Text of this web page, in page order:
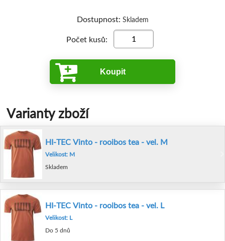
Dostupnost: Skladem
Počet kusů:
Koupit
Varianty zboží
HI-TEC Vinto - rooibos tea - vel. M
Velikost: M
Skladem
HI-TEC Vinto - rooibos tea - vel. L
Velikost: L
Do 5 dnů